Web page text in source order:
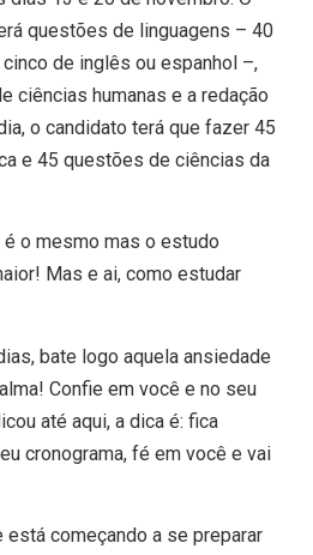
questões de linguagens – 40
de inglês ou espanhol –,
ciências humanas e a redação
o candidato terá que fazer 45
e 45 questões de ciências da
o mesmo mas o estudo
Mas e ai, como estudar
bate logo aquela ansiedade
Confie em você e no seu
até aqui, a dica é: fica
cronograma, fé em você e vai
está começando a se preparar